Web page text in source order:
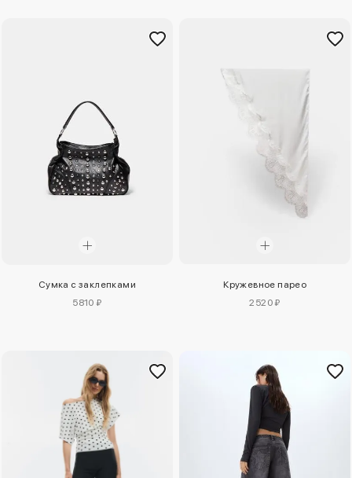
Сумка с заклепками
5810 ₽
Кружевное парео
2520 ₽